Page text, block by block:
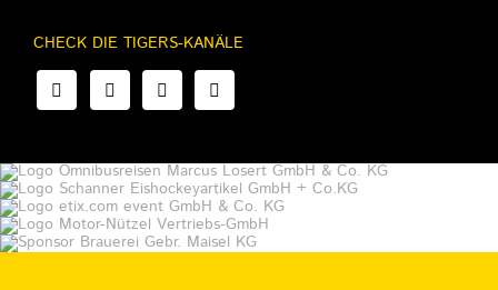
CHECK DIE TIGERS-KANÄLE